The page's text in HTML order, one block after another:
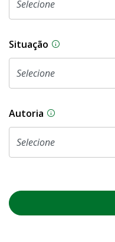
Situação Na CLDF, as
Autoria As